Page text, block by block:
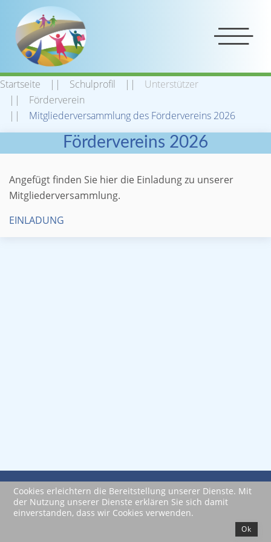
Startseite Schulprofil
Unterstützer
Förderverein
Mitgliederversammlung des Fördervereins 2026
Mitgliederversammlung des
Fördervereins 2026
Angefügt finden Sie hier die Einladung zu unserer
Mitgliederversammlung.
EINLADUNG
Impressum
Datenschutzerklärung
powered by JooMega
Cookies erleichtern die Bereitstellung unserer Dienste. Mit
der Nutzung unserer Dienste erklären Sie sich damit
einverstanden, dass wir Cookies verwenden.
Ok